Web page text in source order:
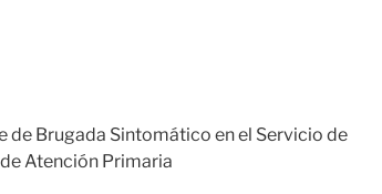
de Brugada Sintomático en el Servicio de
Atención Primaria